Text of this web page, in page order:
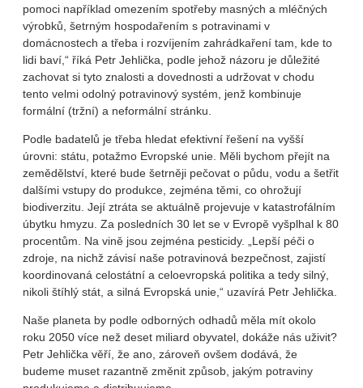
pomoci například omezením spotřeby masných a mléčných
výrobků, šetrným hospodařením s potravinami v
domácnostech a třeba i rozvíjením zahrádkaření tam, kde to
lidi baví,“ říká Petr Jehlička, podle jehož názoru je důležité
zachovat si tyto znalosti a dovednosti a udržovat v chodu
tento velmi odolný potravinový systém, jenž kombinuje
formální (tržní) a neformální stránku.
Podle badatelů je třeba hledat efektivní řešení na vyšší
úrovni: státu, potažmo Evropské unie. Měli bychom přejít na
zemědělství, které bude šetrněji pečovat o půdu, vodu a šetřit
dalšími vstupy do produkce, zejména těmi, co ohrožují
biodiverzitu. Její ztráta se aktuálně projevuje v katastrofálním
úbytku hmyzu. Za posledních 30 let se v Evropě vyšplhal k 80
procentům. Na vině jsou zejména pesticidy. „Lepší péči o
zdroje, na nichž závisí naše potravinová bezpečnost, zajistí
koordinovaná celostátní a celoevropská politika a tedy silný,
nikoli štíhlý stát, a silná Evropská unie,“ uzavírá Petr Jehlička.
Naše planeta by podle odborných odhadů měla mít okolo
roku 2050 více než deset miliard obyvatel, dokáže nás uživit?
Petr Jehlička věří, že ano, zároveň ovšem dodává, že
budeme muset razantně změnit způsob, jakým potraviny